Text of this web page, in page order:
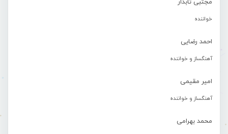
مجتبی تابدار
خواننده
احمد رضایی
آهنگساز و خواننده
امیر مقیمی
آهنگساز و خواننده
محمد بهرامی